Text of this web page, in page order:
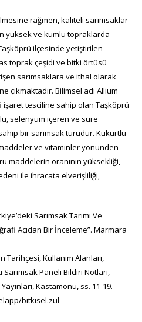
rağmen, kaliteli sarımsaklar
yüksek ve kumlu topraklarda
ilçesinde yetiştirilen
toprak çeşidi ve bitki örtüsü
sarımsaklara ve ithal olarak
çıkmaktadır. Bilimsel adı Allium
tesciline sahip olan Taşköprü
selenyum içeren ve süre
bir sarımsak türüdür. Kükürtlü
ve vitaminler yönünden
maddelerin oranının yüksekliği,
ile ihracata elverişliliği,
Sarımsak Tarımı Ve
Açıdan Bir İnceleme”. Marmara
Tarihçesi, Kullanım Alanları,
Sarımsak Paneli Bildiri Notları,
Kastamonu, ss. 11-19.
bitkisel.zul